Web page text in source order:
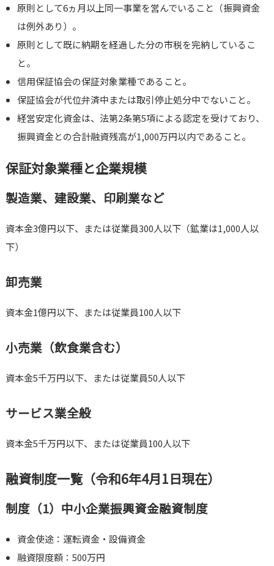
原則として6ヵ月以上同一事業を営んでいること（振興資金
は例外あり）。
原則として既に納期を経過した分の市税を完納しているこ
と。
信用保証協会の保証対象業種であること。
保証協会が代位弁済中または取引停止処分中でないこと。
経営安定化資金は、法第2条第5項による認定を受けており、
振興資金との合計融資残高が1,000万円以内であること。
保証対象業種と企業規模
製造業、建設業、印刷業など
資本金3億円以下、または従業員300人以下（鉱業は1,000人以
下）
卸売業
資本金1億円以下、または従業員100人以下
小売業（飲食業含む）
資本金5千万円以下、または従業員50人以下
サービス業全般
資本金5千万円以下、または従業員100人以下
融資制度一覧（令和6年4月1日現在）
制度（1）中小企業振興資金融資制度
資金使途：運転資金・設備資金
融資限度額：500万円